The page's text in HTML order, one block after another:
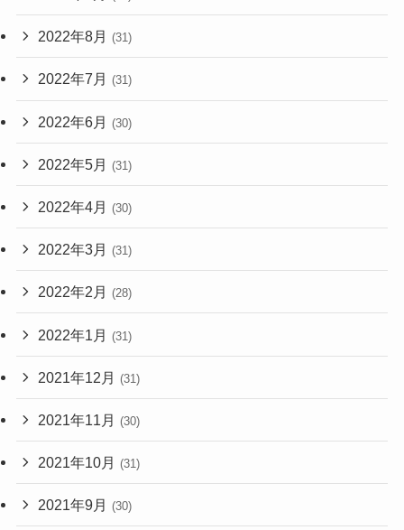
2022年8月 (31)
2022年7月 (31)
2022年6月 (30)
2022年5月 (31)
2022年4月 (30)
2022年3月 (31)
2022年2月 (28)
2022年1月 (31)
2021年12月 (31)
2021年11月 (30)
2021年10月 (31)
2021年9月 (30)